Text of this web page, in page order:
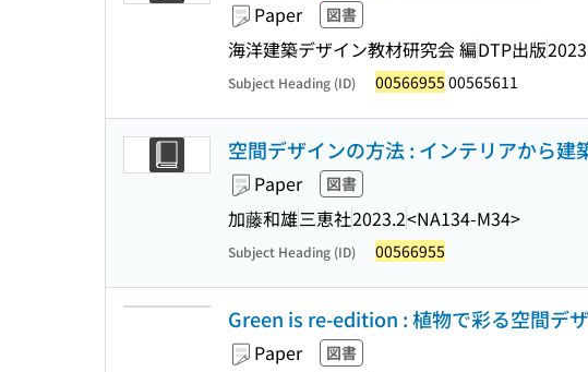
Paper 図書
海洋建築デザイン教材研究会 編DTP出版
Subject Heading (ID) 00566955 00565611
空間デザインの方法 : インテリアから
Paper 図書
加藤和雄三恵社2023.2<NA134-M34>
Subject Heading (ID) 00566955
Green is re-edition : 植物で彩る空間デ
Paper 図書